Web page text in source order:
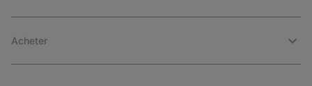
Acheter